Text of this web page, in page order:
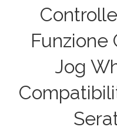
Funzione
Jog